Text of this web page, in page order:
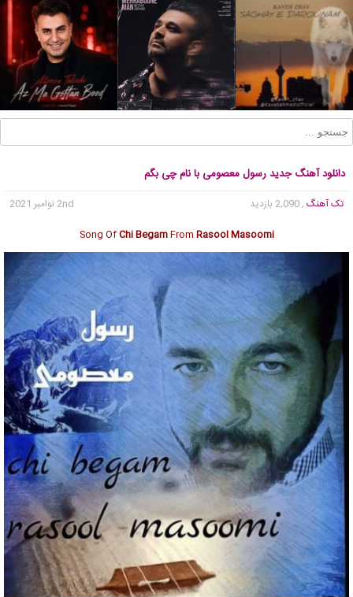
دانلود آهنگ جدید رسول معصومی با نام چی بگم
تک آهنگ , 2,090 بازدید
2nd نوامبر 2021
Song OfChi BegamFrom Rasool Masoomi